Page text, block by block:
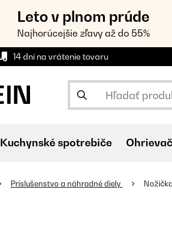
Leto v plnom prúde
Najhorúcejšie zľavy až do 55%
14 dní na vrátenie tovaru
Kuchynské spotrebiče
Príslušenstvo a náhradné diely